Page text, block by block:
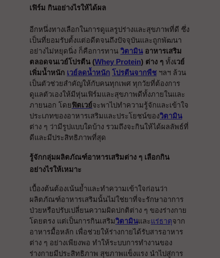
เฟิร์ม กินอย่างไรให้ได้ผล
อีกหนึ่งทางเลือกในการดูแลรูปร่างและสุขภาพที่ดี ซึ่ง
เป็นที่ยอมรับตั้งแต่อดีตจนถึงปัจจุบันและถูกพัฒนา
อย่างไม่หยุดนิ่ง ก็คือการทาน วิตามิน อาหารเสริม
ตลอดจนเวย์โปรตีน (Whey Protein) ต่าง ๆ ทั้งเวย์
เพิ่มน้ำหนัก เวย์ลดน้ำหนัก โปรตีนจากพืช ฯลฯ ล้วน
เป็นตัวช่วยสำคัญให้กับคนทุกเพศ ทุกวัยที่ต้องการ
ดูแลตัวเองให้มีหุ่นเฟิร์มและสุขภาพดีทั้งภายในและ
ภายนอก โดยฟิตเวย์จะพาไปทำความรู้จักและเข้าใจ
ประเภทของอาหารเสริมและประโยชน์ของวิตามิน
ต่าง ๆ ว่ามีรูปแบบใดบ้าง รวมถึงจะกินให้ได้ผลลัพธ์ที่
ดีและมีประสิทธิภาพที่สุด
รู้จักกลุ่มผลิตภัณฑ์อาหารเสริมต่าง ๆ เลือกกิน
อย่างไรให้เหมาะ
เบื้องต้นต้องเน้นย้ำและทำความเข้าใจก่อนว่า
ผลิตภัณฑ์อาหารเสริมนั้นไม่ใช่ยาที่จะรักษาอาการ
ป่วยหรือปรับเปลี่ยนความผิดปกติต่าง ๆ ของร่างกาย
โดยตรง แต่เป็นการกินเสริมวิตามินและแร่ธาตุจาก
อาหารมื้อหลัก เพื่อช่วยให้ร่างกายได้รับสารอาหาร
ต่าง ๆ อย่างเพียงพอ ทำให้ระบบการทำงานของ
ร่างกายมีประสิทธิภาพ สุขภาพแข็งแรง นำไปสู่การ